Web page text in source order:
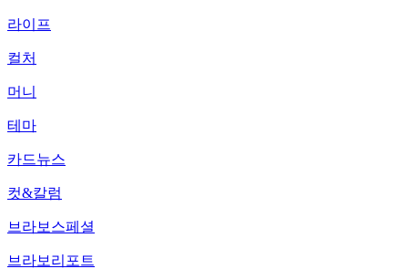
라이프
컬처
머니
테마
카드뉴스
컷&칼럼
브라보스페셜
브라보리포트